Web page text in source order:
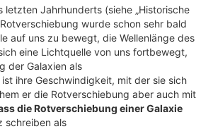
Jahrhunderts (siehe „Historische
wurde schon sehr bald
auf uns zu bewegt, die Wellenlänge des
eine Lichtquelle von uns fortbewegt,
der Galaxien als
ihre Geschwindigkeit, mit der sie sich
er die Rotverschiebung aber auch mit
die Rotverschiebung einer Galaxie
schreiben als